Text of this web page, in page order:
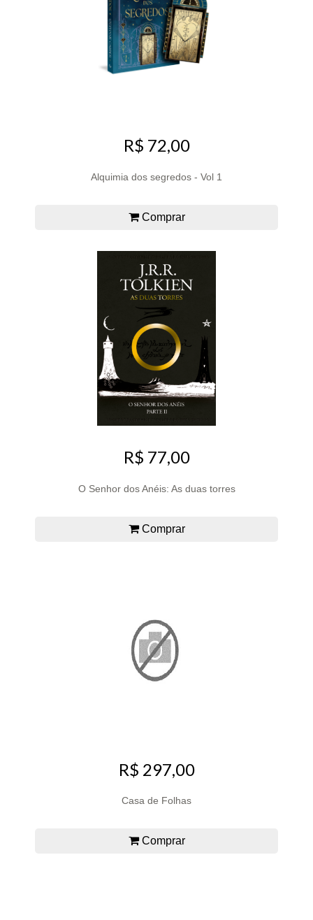
R$ 72,00
Alquimia dos segredos - Vol 1
Comprar
R$ 77,00
O Senhor dos Anéis: As duas torres
Comprar
R$ 297,00
Casa de Folhas
Comprar